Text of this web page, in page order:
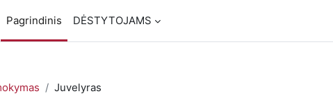
Pagrindinis
DĖSTYTOJAMS
Juvelyras